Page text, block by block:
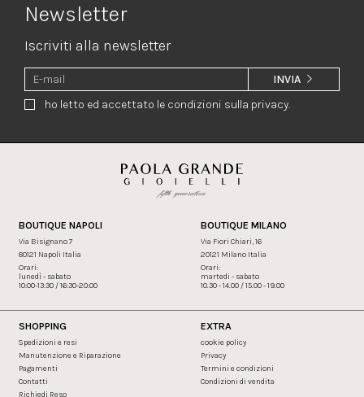
Newsletter
Iscriviti alla newsletter
ho letto ed accettato le condizioni sulla privacy.
INVIA
BOUTIQUE NAPOLI
Via Bisignano 7
80121 Napoli Italia
Orari:
lunedì - sabato
10:00-13:30 / 16:30-20:00
BOUTIQUE MILANO
Via Fiori Chiari, 16
20121 Milano Italia
Orari:
martedi - sabato
10.30 - 14.00 / 15.00 - 19.00
SHOPPING
Spedizioni e resi
Manutenzione e Riparazione
Pagamenti
Contatti
Richiedi Reso
EXTRA
cookie policy
Privacy
Termini e condizioni
Condizioni di vendita